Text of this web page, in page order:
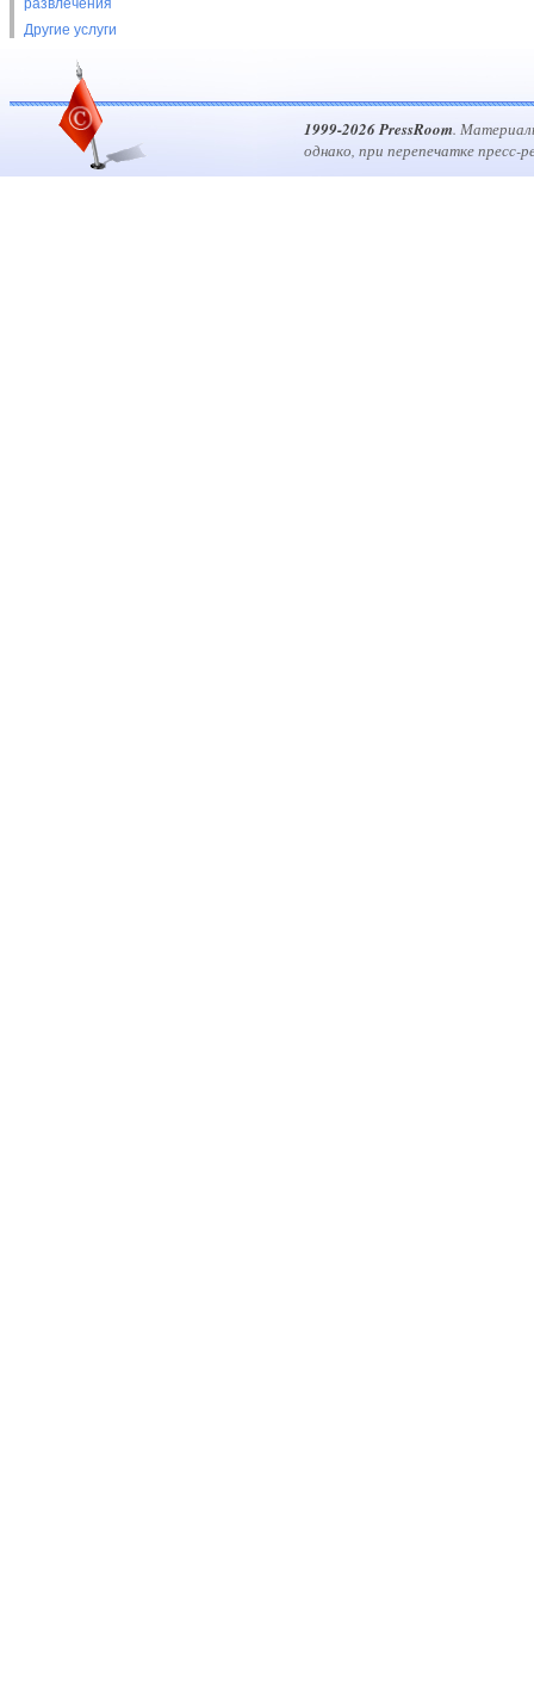
развлечения
Другие услуги
1999-2026 PressRoom.
однако, при перепечатке пресс-